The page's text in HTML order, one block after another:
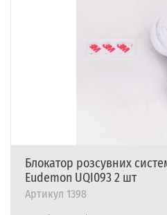
Блокатор розсувних
Eudemon UQI093 2 шт
Артикул 1398